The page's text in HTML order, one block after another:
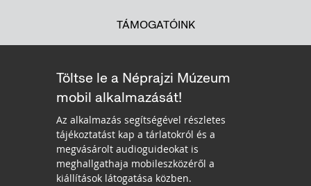
TÁMOGATÓINK
Töltse le a Néprajzi Múzeum
mobil alkalmazását!
Az alkalmazás segítségével részletes
tájékoztatást kap a tárlatokról és a
megvásárolt audioguideokat is
meghallgathaja mobileszközéről a
kiállítások látogatása közben.